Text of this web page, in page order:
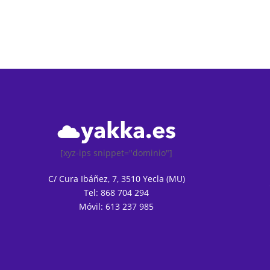
[xyz-ips snippet="dominio"]
C/ Cura Ibáñez, 7, 3510 Yecla (MU)
Tel: 868 704 294
Móvil: 613 237 985